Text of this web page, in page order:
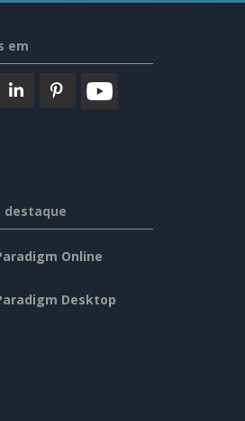
em
destaque
Online
Desktop